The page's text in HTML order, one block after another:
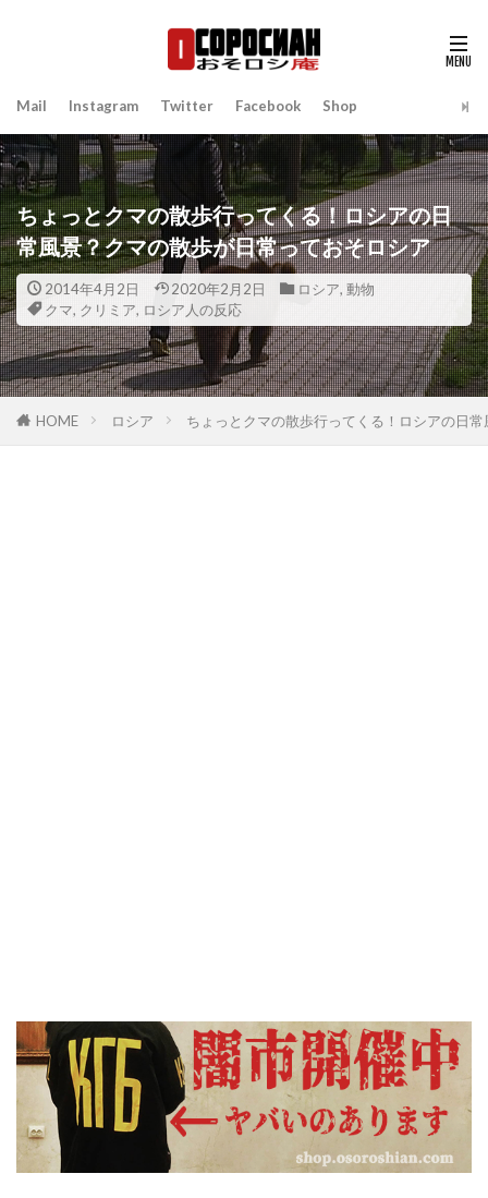
Mail Instagram Twitter Facebook Shop
ちょっとクマの散歩行ってくる！ロシアの日
常風景？クマの散歩が日常っておそロシア
2014年4月2日 2020年2月2日 ロシア, 動物
クマ, クリミア, ロシア人の反応
HOME ロシア ちょっとクマの散歩行ってくる！ロシアの日